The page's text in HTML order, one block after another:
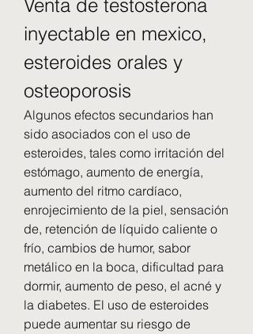
Venta de testosterona
inyectable en mexico,
esteroides orales y
osteoporosis
Algunos efectos secundarios han
sido asociados con el uso de
esteroides, tales como irritación del
estómago, aumento de energía,
aumento del ritmo cardíaco,
enrojecimiento de la piel, sensación
de, retención de líquido caliente o
frío, cambios de humor, sabor
metálico en la boca, dificultad para
dormir, aumento de peso, el acné y
la diabetes. El uso de esteroides
puede aumentar su riesgo de